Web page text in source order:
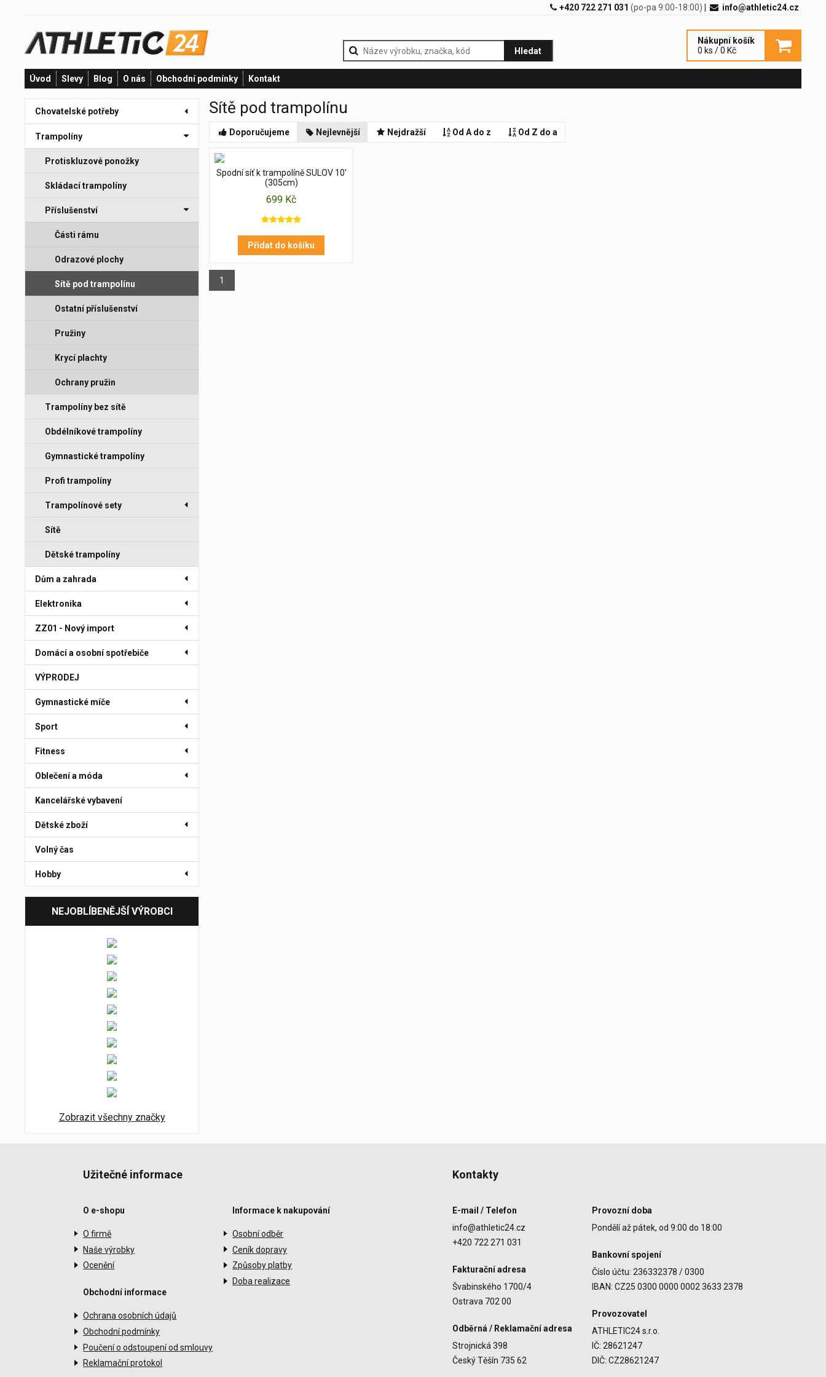
+420 722 271 031 (po-pa 9:00-18:00) info@athletic24.cz
Hledat
Nákupní košík
0 ks / 0 Kč
Úvod Slevy Blog O nás Obchodní podmínky Kontakt
Chovatelské potřeby
Trampolíny
Protiskluzové ponožky
Skládací trampolíny
Příslušenství
Části rámu
Odrazové plochy
Sítě pod trampolínu
Ostatní příslušenství
Pružiny
Krycí plachty
Ochrany pružin
Trampolíny bez sítě
Obdélníkové trampolíny
Gymnastické trampolíny
Profi trampolíny
Trampolínové sety
Sítě
Dětské trampolíny
Dům a zahrada
Elektronika
ZZ01 - Nový import
Domácí a osobní spotřebiče
VÝPRODEJ
Gymnastické míče
Sport
Fitness
Oblečení a móda
Kancelářské vybavení
Dětské zboží
Volný čas
Hobby
NEJOBLÍBENĚJŠÍ VÝROBCI
Zobrazit všechny značky
Sítě pod trampolínu
Doporučujeme Nejlevnější Nejdražší Od A do z Od Z do a
Spodní síť k trampolíně SULOV 10'
(305cm)
699 Kč
Přidat do košíku
1
Užitečné informace
O e-shopu
O firmě
Naše výrobky
Ocenění
Obchodní informace
Ochrana osobních údajů
Obchodní podmínky
Poučení o odstoupení od smlouvy
Reklamační protokol
Informace k nakupování
Osobní odběr
Ceník dopravy
Způsoby platby
Doba realizace
Kontakty
E-mail / Telefon
info@athletic24.cz
+420 722 271 031
Fakturační adresa
Švabinského 1700/4
Ostrava 702 00
Odběrná / Reklamační adresa
Strojnická 398
Český Těšín 735 62
Provozní doba
Pondělí až pátek, od 9:00 do 18:00
Bankovní spojení
Číslo účtu: 236332378 / 0300
IBAN: CZ25 0300 0000 0002 3633 2378
Provozovatel
ATHLETIC24 s.r.o.
IČ: 28621247
DIČ: CZ28621247